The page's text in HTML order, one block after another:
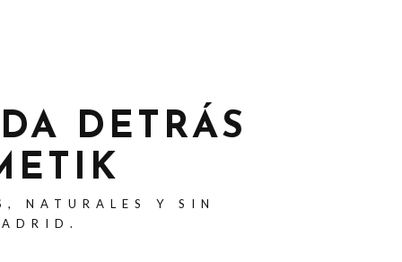
DETRÁS
NATURALES Y SIN